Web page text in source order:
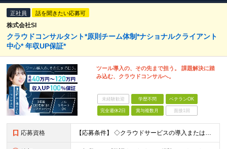
正社員 話を聞きたい応募可
株式会社SI
クラウドコンサルタント*原則チーム体制*ナショナルクライアント
中心* 年収UP保証*
ツール導入の、その先まで担う。 課題解決に踏
み込む、クラウドコンサルへ。
未経験歓迎 学歴不問 ベテランOK
完全週休2日 賞与複数月 面接1回
応募資格 【応募条件】 ◇クラウドサービスの導入または運用経験をお持ちの方（目安2年以上） ◇マーケティング施策の設計、またはMAツールの実務経験をお持ちの方 ◇SIer・SESなどでの実務経験（目安1年以上）